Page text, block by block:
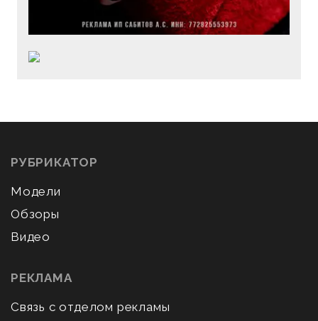
РУБРИКАТОР
Модели
Обзоры
Видео
РЕКЛАМА
Связь с отделом рекламы